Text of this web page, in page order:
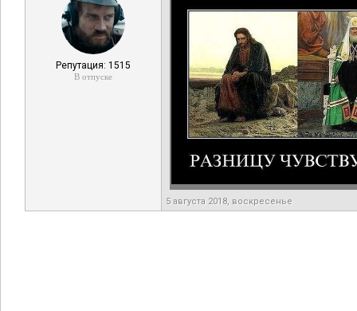
Репутация: 1515
В отпуске
5 августа 2018, воскресенье